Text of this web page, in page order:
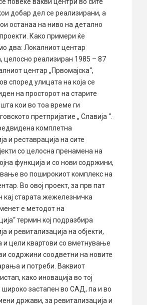
добар дел се реализирани, а
останаа на ниво на детално
Како примери ќе
два: Локалниот центар
целосно реализиран 1985 – 87
центар „Првомајска“,
според улицата на која се
на просторот на старите
кои во тоа време ги
претпријатие „ Славија “.
комплетна
и реставрација на сите
со целосна пренамена на
функција и со нови содржини,
во поширокиот комплекс на
Во овој проект, за прв пат
кај старата жежелезничка
е методот на
термин кој подразбира
и ревитализација на објекти,
и цели квартови со вметнување
содржини соодветни на новите
и потреби. Ваквиот
како иновација во тој
застапен во САД, па и во
држави, за ревитализација и